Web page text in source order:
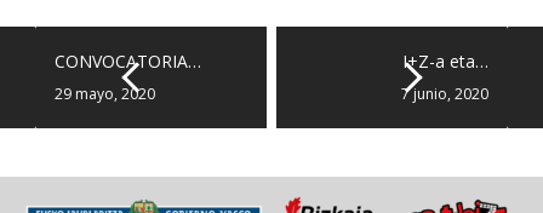
CONVOCATORIA…
29 mayo, 2020
I+Z-a eta…
7 junio, 2020